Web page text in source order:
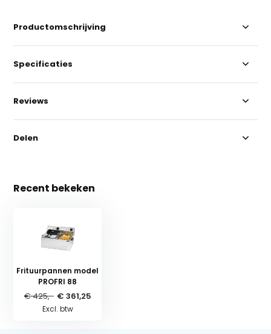
Productomschrijving
Specificaties
Reviews
Delen
Recent bekeken
Frituurpannen model
PROFRI 88
€ 425,- € 361,25
Excl. btw